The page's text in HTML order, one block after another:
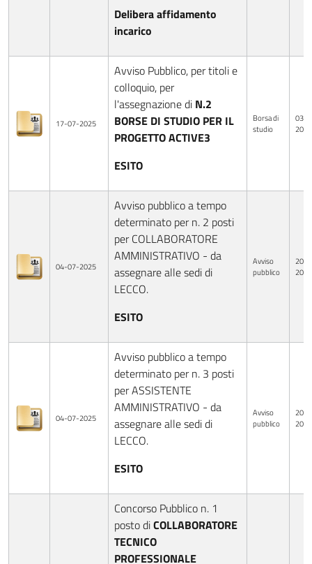
Delibera affidamento
incarico
17-07-2025
Avviso Pubblico, per titoli e
colloquio, per
l'assegnazione di N.2
BORSE DI STUDIO PER IL
PROGETTO ACTIVE3
ESITO
Borsa di
studio
03-
2025
04-07-2025
Avviso pubblico a tempo
determinato per n. 2 posti
per COLLABORATORE
AMMINISTRATIVO - da
assegnare alle sedi di
LECCO.
ESITO
Avviso
pubblico
20-
2025
04-07-2025
Avviso pubblico a tempo
determinato per n. 3 posti
per ASSISTENTE
AMMINISTRATIVO - da
assegnare alle sedi di
LECCO.
ESITO
Avviso
pubblico
20-
2025
Concorso Pubblico n. 1
posto diCOLLABORATORE
TECNICO
PROFESSIONALE